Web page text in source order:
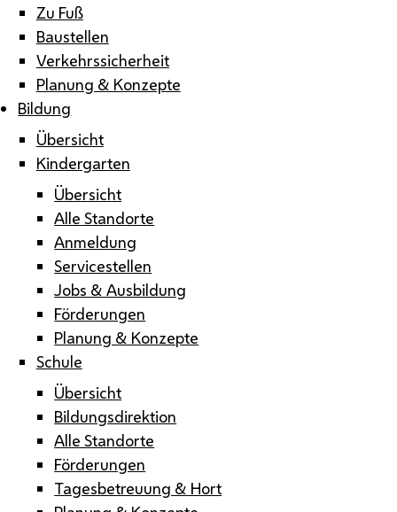
Zu Fuß
Baustellen
Verkehrssicherheit
Planung & Konzepte
Bildung
Übersicht
Kindergarten
Übersicht
Alle Standorte
Anmeldung
Servicestellen
Jobs & Ausbildung
Förderungen
Planung & Konzepte
Schule
Übersicht
Bildungsdirektion
Alle Standorte
Förderungen
Tagesbetreuung & Hort